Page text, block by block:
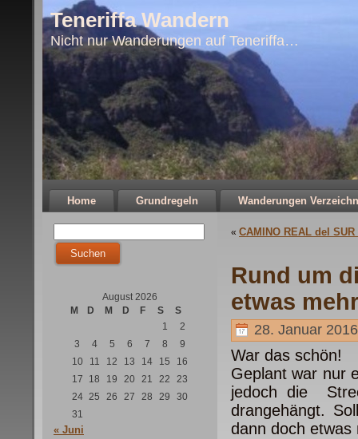
Teneriffa Wandern
Nicht nur Wanderungen auf Teneriffa…
Home Grundregeln Wanderungen
August 2026
M
D M D F S
S
1
2
3
4 5 6 7 8
9
10
11 12 13 14 15
16
17
18 19 20 21 22
23
24 25 26 27 28 29
30
31
« Juni
« CAMINO REAL del SUR
Rund um
etwas mehr
28. Januar
War das schön!
Geplant war nur
jedoch die
drangehängt.
dann doch etwas